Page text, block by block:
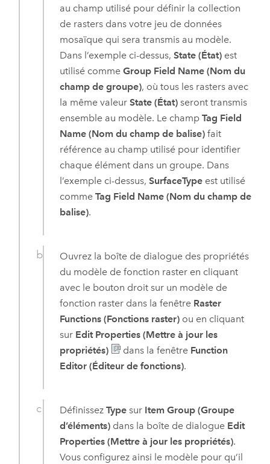
au champ utilisé pour définir la collection
de rasters dans votre jeu de données
mosaïque qui sera transmis au modèle.
Dans l’exemple ci-dessus,State (État) est
utilisé commeGroup Field Name (Nom du
champ de groupe), où tous les rasters avec
la même valeurState (État) seront transmis
ensemble au modèle. Le champTag Field
Name (Nom du champ de balise) fait
référence au champ utilisé pour identifier
chaque élément dans un groupe. Dans
l’exemple ci-dessus,SurfaceType est utilisé
commeTag Field Name (Nom du champ de
balise).
Ouvrez la boîte de dialogue des propriétés
du modèle de fonction raster en cliquant
avec le bouton droit sur un modèle de
fonction raster dans la fenêtre Raster
Functions (Fonctions raster) ou en cliquant
sur Edit Properties (Mettre à jour les
propriétés)
dans la fenêtre Function
Editor (Éditeur de fonctions).
DéfinissezType sur Item Group (Groupe
d’éléments) dans la boîte de dialogue Edit
Properties (Mettre à jour les propriétés).
Vous configurez ainsi le modèle pour qu’il